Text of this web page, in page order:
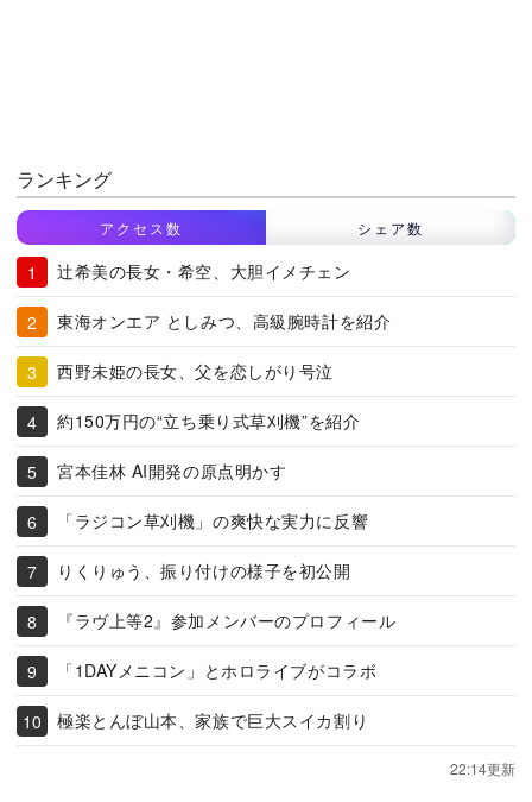
ランキング
アクセス数 シェア数
辻希美の長女・希空、大胆イメチェン
東海オンエア としみつ、高級腕時計を紹介
西野未姫の長女、父を恋しがり号泣
約150万円の“立ち乗り式草刈機”を紹介
宮本佳林 AI開発の原点明かす
「ラジコン草刈機」の爽快な実力に反響
りくりゅう、振り付けの様子を初公開
『ラヴ上等2』参加メンバーのプロフィール
「1DAYメニコン」とホロライブがコラボ
極楽とんぼ山本、家族で巨大スイカ割り
22:14更新